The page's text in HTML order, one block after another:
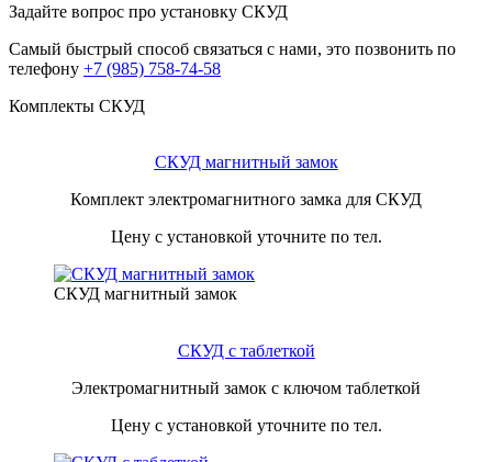
Задайте вопрос про установку СКУД
Самый быстрый способ связаться с нами, это позвонить по
телефону +7 (985) 758-74-58
Комплекты СКУД
СКУД магнитный замок
Комплект электромагнитного замка для СКУД
Цену с установкой уточните по тел.
СКУД магнитный замок
СКУД с таблеткой
Электромагнитный замок с ключом таблеткой
Цену с установкой уточните по тел.